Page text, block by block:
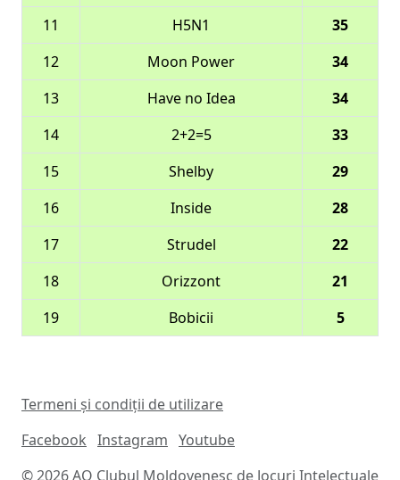
11
H5N1
35
12
Moon Power
34
13
Have no Idea
34
14
2+2=5
33
15
Shelby
29
16
Inside
28
17
Strudel
22
18
Orizzont
21
19
Bobicii 5
Termeni și condiții de utilizare
Facebook Instagram Youtube
© 2026 AO Clubul Moldovenesc de Jocuri Intelectuale